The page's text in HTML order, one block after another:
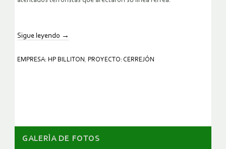
Sigue leyendo →
EMPRESA: HP BILLITON , PROYECTO: CERREJÓN
GALERÌA DE FOTOS